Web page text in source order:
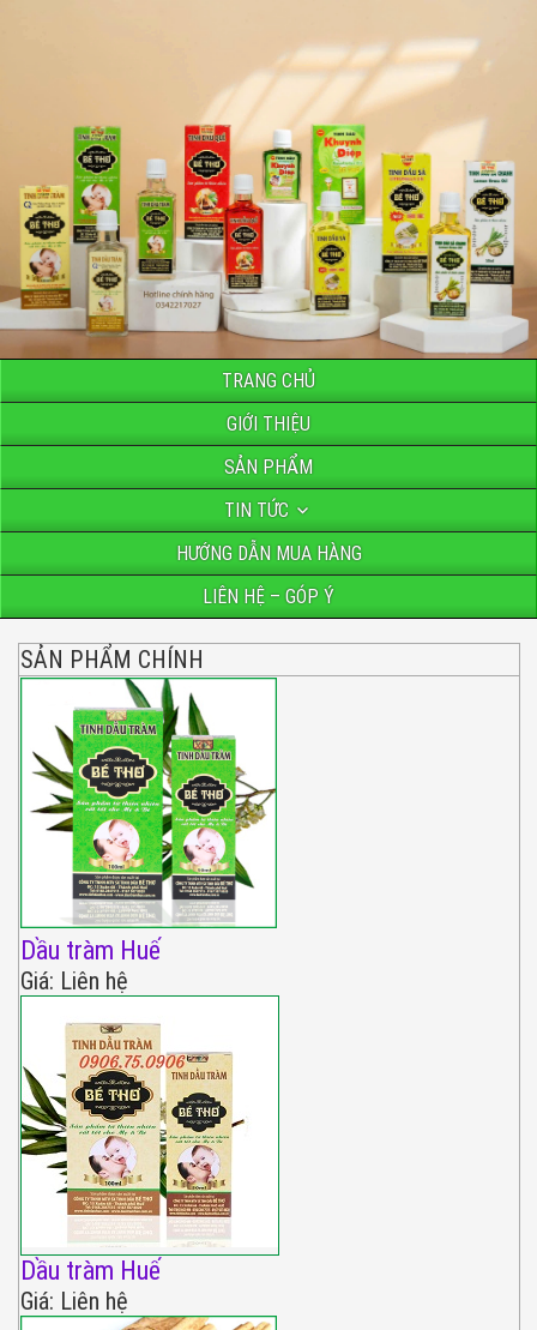
TRANG CHỦ
GIỚI THIỆU
SẢN PHẨM
TIN TỨC
HƯỚNG DẪN MUA HÀNG
LIÊN HỆ – GÓP Ý
SẢN PHẨM CHÍNH
Dầu tràm Huế
Giá: Liên hệ
Dầu tràm Huế
Giá: Liên hệ